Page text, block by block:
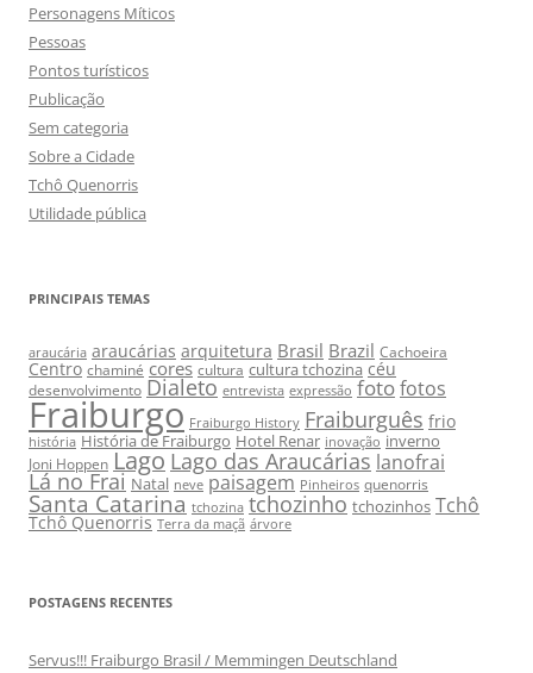
Personagens Míticos
Pessoas
Pontos turísticos
Publicação
Sem categoria
Sobre a Cidade
Tchô Quenorris
Utilidade pública
PRINCIPAIS TEMAS
araucária araucárias arquitetura Brasil Brazil Cachoeira
Centro chaminé cores cultura cultura tchozina céu
desenvolvimento Dialeto entrevista expressão fotofotos
Fraiburgo Fraiburgo History Fraiburguês frio
história História de Fraiburgo Hotel Renar inovação inverno
Joni Hoppen Lago Lago das Araucárias lanofrai
Lá no Frai Natal neve paisagem Pinheiros quenorris
Santa Catarina tchozina tchozinho tchozinhos Tchô
Tchô Quenorris Terra da maçã árvore
POSTAGENS RECENTES
Servus!!! Fraiburgo Brasil / Memmingen Deutschland